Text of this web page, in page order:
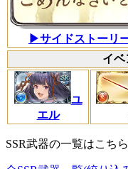
▶サイドストーリ
イベ
ユ
エル
SSR武器の一覧はこちら